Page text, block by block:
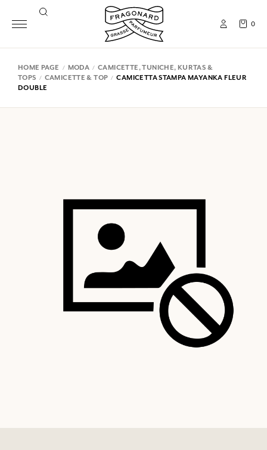
0
HOME PAGE MODA
CAMICETTE, TUNICHE, KURTAS &
TOPS
CAMICETTE & TOP
CAMICETTA STAMPA MAYANKA FLEUR
DOUBLE